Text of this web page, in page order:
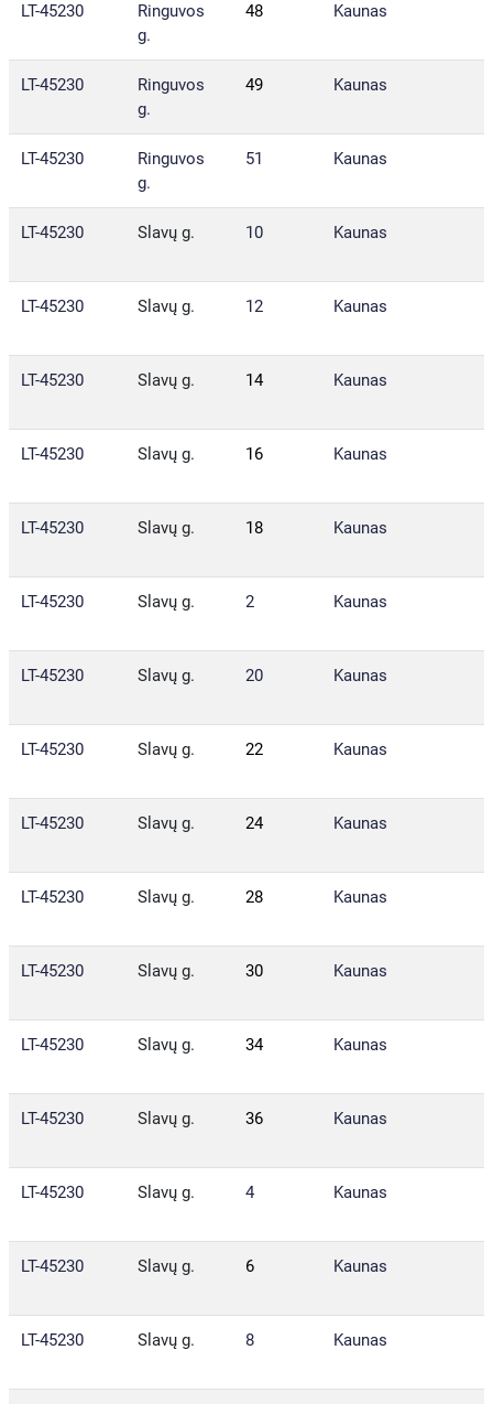
LT-45230
Ringuvos
g.
48 Kaunas
LT-45230
Ringuvos
g.
49 Kaunas
LT-45230
Ringuvos
g.
51 Kaunas
LT-45230 Slavų g. 10 Kaunas
LT-45230 Slavų g. 12 Kaunas
LT-45230 Slavų g. 14 Kaunas
LT-45230 Slavų g. 16 Kaunas
LT-45230 Slavų g. 18 Kaunas
LT-45230 Slavų g. 2 Kaunas
LT-45230 Slavų g. 20 Kaunas
LT-45230 Slavų g. 22 Kaunas
LT-45230 Slavų g. 24 Kaunas
LT-45230 Slavų g. 28 Kaunas
LT-45230 Slavų g. 30 Kaunas
LT-45230 Slavų g. 34 Kaunas
LT-45230 Slavų g. 36 Kaunas
LT-45230 Slavų g. 4 Kaunas
LT-45230 Slavų g. 6 Kaunas
LT-45230 Slavų g. 8 Kaunas